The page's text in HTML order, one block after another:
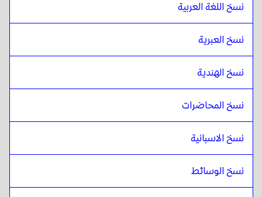
نسخ اللغة العربية
نسخ العبرية
نسخ الهندية
نسخ المحاضرات
نسخ الاسبانية
نسخ الوسائط